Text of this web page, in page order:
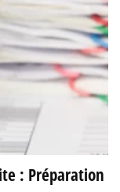
: Préparation